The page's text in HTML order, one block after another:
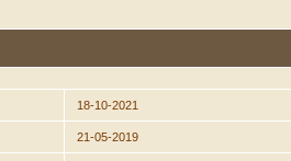
18-10-2021
21-05-2019